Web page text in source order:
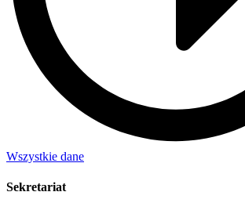
Wszystkie dane
Sekretariat